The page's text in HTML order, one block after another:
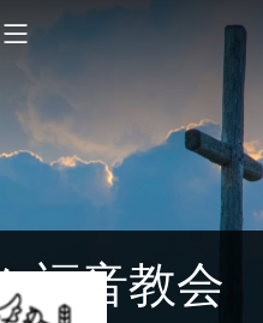
福音教会